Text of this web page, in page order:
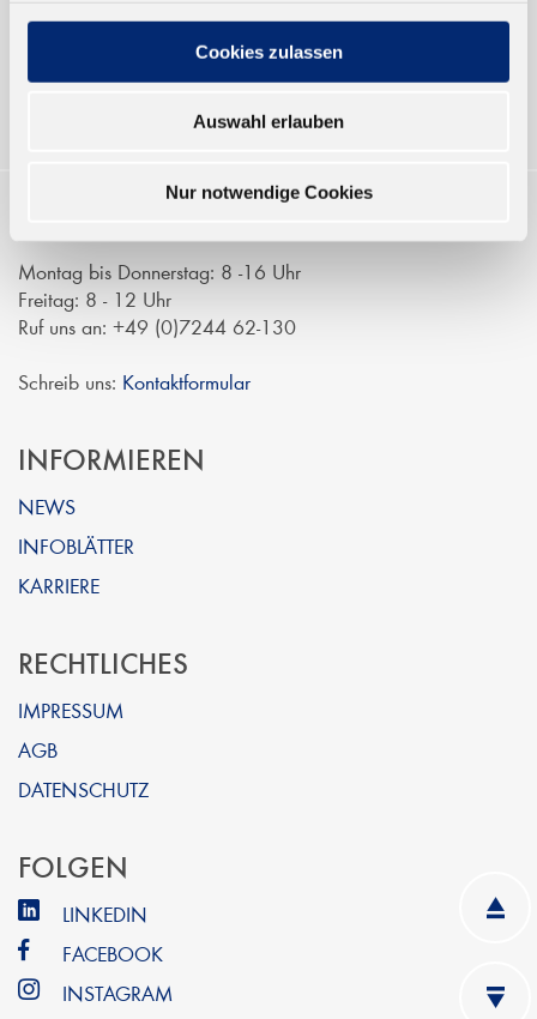
Cookies zulassen
Auswahl erlauben
Nur notwendige Cookies
Institutionen, nicht an Verbraucher im
Sinne des § 13 BGB. Alle Preise in Euro
zzgl. gesetzl. MwSt.
Montag bis Donnerstag: 8 -16 Uhr
Freitag: 8 - 12 Uhr
Ruf uns an: +49 (0)7244 62-130
Schreib uns: Kontaktformular
INFORMIEREN
NEWS
INFOBLÄTTER
KARRIERE
RECHTLICHES
IMPRESSUM
AGB
DATENSCHUTZ
FOLGEN
LINKEDIN
FACEBOOK
INSTAGRAM